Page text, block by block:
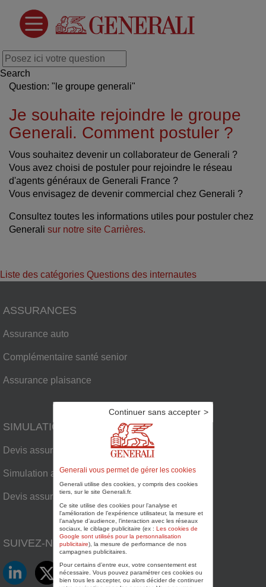
Search
Question: "le groupe generali"
Je souhaite rejoindre le groupe
Generali. Comment postuler ?
Vous souhaitez devenir un collaborateur de Generali ?
Vous avez choisi de postuler pour rejoindre le réseau
d'agents généraux de Generali France ?
Vous envisagez de devenir commercial chez Generali ?
Consultez toutes les informations utiles pour postuler chez
Generali sur notre site Carrières.
Liste des catégories Questions des internautes
ASSURANCES
Assurance auto
Complémentaire santé senior
Assurance plaisance
SIMULATIONS
Devis assurance habitation
Simulation assurance auto
Devis assurance plaisance
SUIVEZ-NOUS SUR
LinkedIn
TwitterFacebook
YouTube
Generali vous permet de gérer les cookies
Generali utilise des cookies, y compris des cookies
tiers, sur le site Generali.fr.
Ce site utilise des cookies pour l’analyse et
l'amélioration de l’expérience utilisateur, la mesure et
l’analyse d’audience, l’interaction avec les réseaux
sociaux, le ciblage publicitaire (ex : Les cookies de
Google sont utilisés pour la personnalisation
publicitaire), la mesure de performance de nos
campagnes publicitaires.
Pour certains d’entre eux, votre consentement est
nécessaire. Vous pouvez paramétrer ces cookies ou
bien tous les accepter, ou alors décider de continuer
Continuer sans accepter